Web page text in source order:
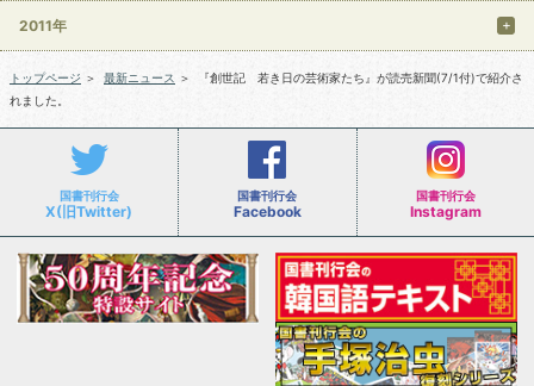
2011年
トップページ ＞ 最新ニュース ＞
『創世記 若き日の芸術家たち』が読売新聞(7/1付)で紹介さ
れました。
国書刊行会
X(旧Twitter)
国書刊行会
Facebook
国書刊行会
Instagram